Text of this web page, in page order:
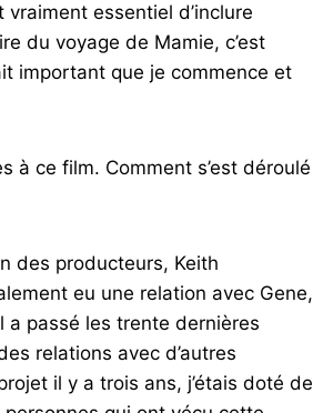
essentiel d’inclure
du voyage de Mamie, c’est
important que je commence et
à ce film. Comment s’est déroulé
des producteurs, Keith
eu une relation avec Gene,
a passé les trente dernières
relations avec d’autres
il y a trois ans, j’étais doté de